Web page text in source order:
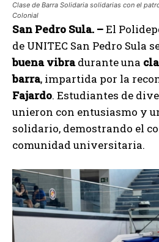
Clase de Barra Solidaria solidarias con el
Colonial
San Pedro Sula. –El
de UNITEC San Pedro Sula
buena vibradurante una
barra, impartida por la
Fajardo. Estudiantes de
unieron con entusiasmo y
solidario, demostrando el
comunidad universitaria.